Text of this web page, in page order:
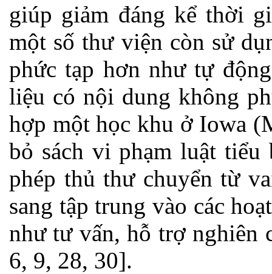
giúp giảm đáng kể thời
một số thư viện còn sử
phức tạp hơn như tự
liệu có nội dung không
hợp một học khu ở Iowa
bỏ sách vi phạm luật tiểu
phép thủ thư chuyển từ
sang tập trung vào các
như tư vấn, hỗ trợ nghiên
6, 9, 28, 30].